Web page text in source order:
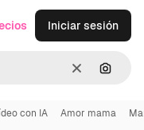
Borrar
Iniciar sesión
con IA Amor mama